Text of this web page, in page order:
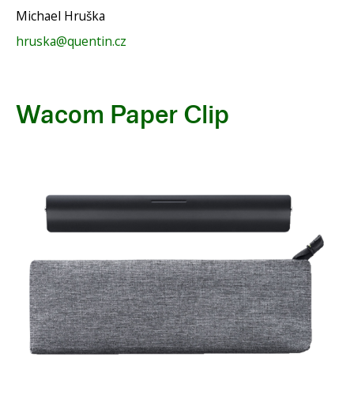
Michael Hruška
hruska@quentin.cz
Wacom Paper Clip